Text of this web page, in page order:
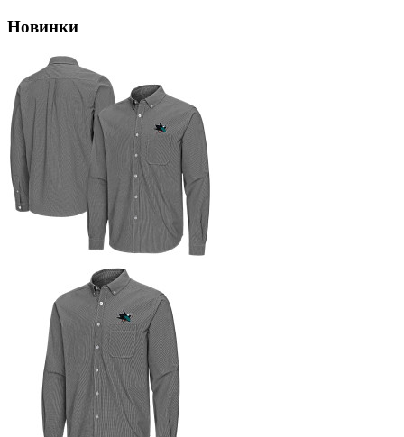
Новинки